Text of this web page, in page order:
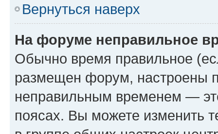
Вернуться наверх
На форуме неправильное
Обычно время правильное
размещен форум, настроены
неправильным временем —
поясах. Вы можете изменить